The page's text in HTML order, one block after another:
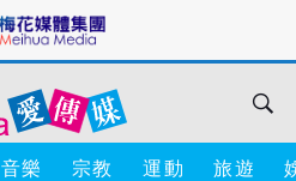
音樂 宗教 運動 旅遊